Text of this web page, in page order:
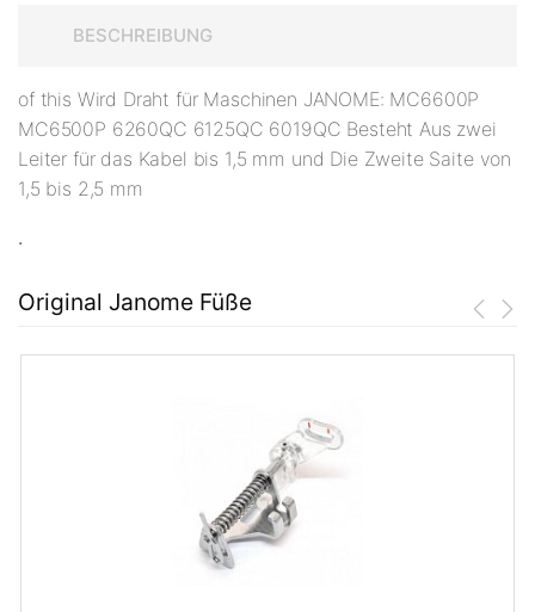
BESCHREIBUNG
of this Wird Draht für Maschinen JANOME: MC6600P
MC6500P 6260QC 6125QC 6019QC Besteht Aus zwei
Leiter für das Kabel bis 1,5 mm und Die Zweite Saite von
1,5 bis 2,5 mm
.
Original Janome Füße